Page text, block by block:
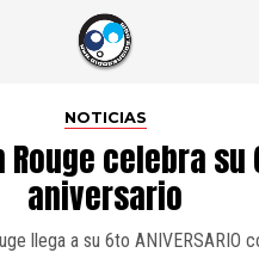
NOTICIAS
Rouge celebra su
aniversario
llega a su 6to ANIVERSARIO